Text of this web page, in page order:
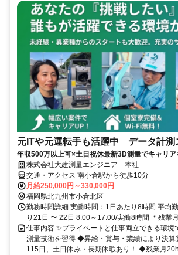
元ITや元運転手も活躍中 データ計測
年収500万以上可×土日祝休最新3D測量でキャリア
株式会社大建測量エンジニア 本社
交通・アクセス 南小倉駅から徒歩10分
月給250,000円～330,000円
福岡県北九州市小倉北区
勤務時間詳細 実働時間：1日あたり8時間 平均
り21日 〜 22日 8:00～17:00/実働8時間 ＊残業
仕事内容 ✨プライベートと仕事両立できる環
測量技術を習得 ◆昇給・賞与・業績により決
115日、土日休み・長期休暇あり！ ◆残業月